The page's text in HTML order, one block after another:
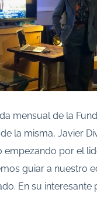
mensual de la
la misma, Javier
empezando por el
guiar a nuestro
En su interesante